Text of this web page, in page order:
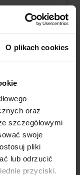
O plikach cookies
oraz
szczegółowymi
swoje
pliki
lub odrzucić
przyciski.